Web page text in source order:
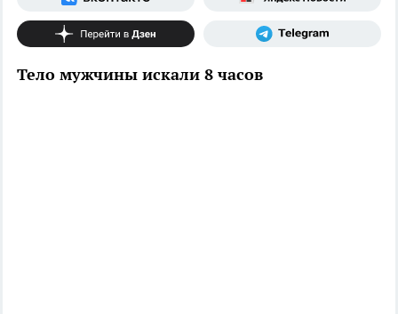
Тело мужчины искали 8 часов